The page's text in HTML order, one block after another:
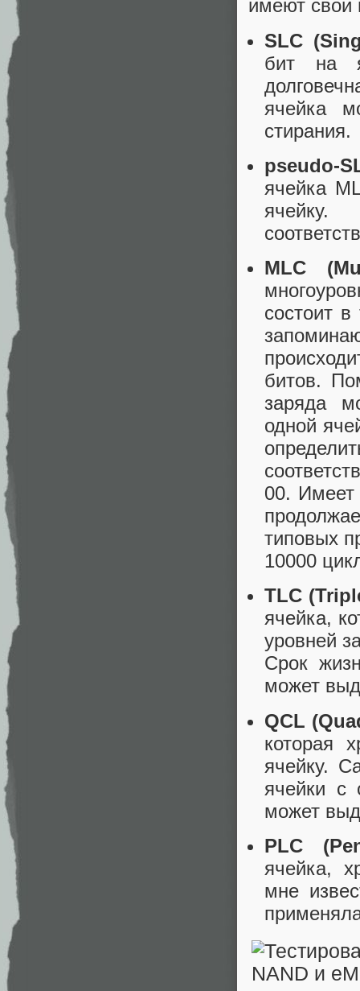
имеют
SLC
бит на
ячейка
стирания.
pseudo-
ячейка
MLC
состоит
битов.
заряда
одной
00. Имеет
типовых
10000
TLC
ячейка,
уровней
Срок
может
QCL
которая
ячейку.
ячейки с
может
PLC
ячейка,
мне